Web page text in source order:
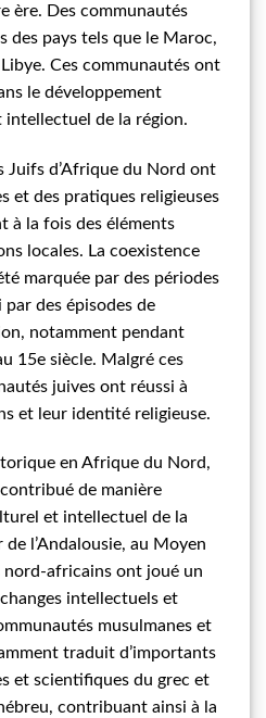
ère. Des communautés
des pays tels que le Maroc,
Libye. Ces communautés ont
le développement
de la région.
Juifs d’Afrique du Nord ont
et des pratiques religieuses
à la fois des éléments
locales. La coexistence
marquée par des périodes
des épisodes de
notamment pendant
15e siècle. Malgré ces
juives ont réussi à
et leur identité religieuse.
en Afrique du Nord,
de manière
et intellectuel de la
de l’Andalousie, au Moyen
nord-africains ont joué un
intellectuels et
musulmanes et
traduit d’importants
et scientifiques du grec et
contribuant ainsi à la